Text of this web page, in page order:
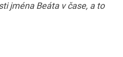
jména Beáta v čase, a to